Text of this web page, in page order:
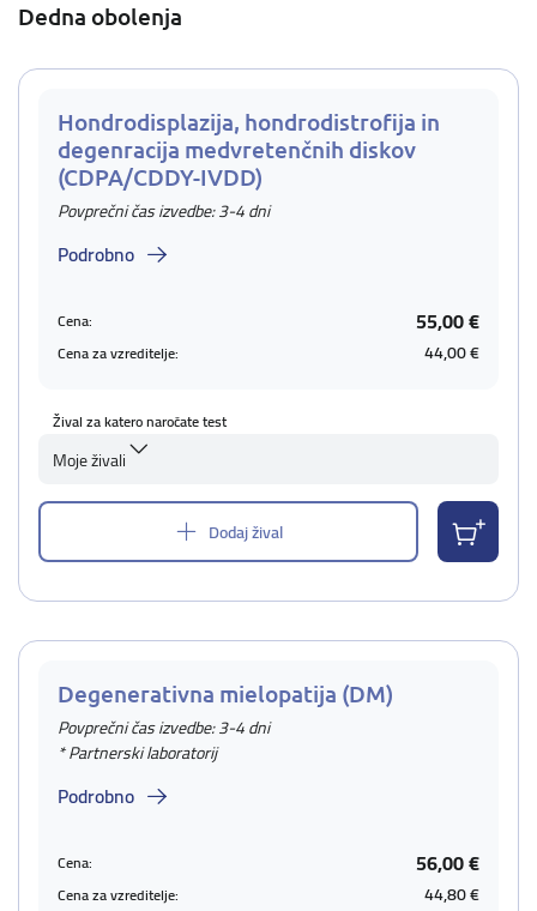
Dedna obolenja
Hondrodisplazija, hondrodistrofija in
degenracija medvretenčnih diskov
(CDPA/CDDY-IVDD)
Povprečni čas izvedbe: 3-4 dni
Podrobno
Cena: 55,00 €
Cena za vzreditelje: 44,00 €
Žival za katero naročate test
Moje živali
Dodaj žival
Degenerativna mielopatija (DM)
Povprečni čas izvedbe: 3-4 dni
* Partnerski laboratorij
Podrobno
Cena: 56,00 €
Cena za vzreditelje: 44,80 €